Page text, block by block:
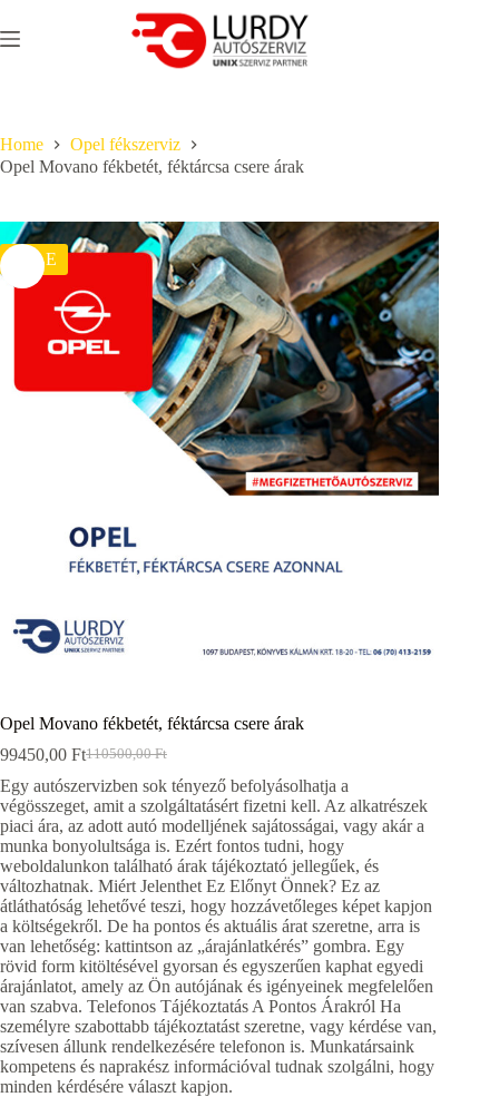
to
content
Home
Opel fékszerviz
Opel Movano fékbetét, féktárcsa csere árak
SALE
Opel Movano fékbetét, féktárcsa csere árak
110500,00Ft
Original
price
was:
110500,00 Ft.
99450,00 FtCurrent
price
is:
99450,00 Ft.
Egy autószervizben sok tényező befolyásolhatja a
végösszeget, amit a szolgáltatásért fizetni kell. Az alkatrészek
piaci ára, az adott autó modelljének sajátosságai, vagy akár a
munka bonyolultsága is. Ezért fontos tudni, hogy
weboldalunkon található árak tájékoztató jellegűek, és
változhatnak. Miért Jelenthet Ez Előnyt Önnek? Ez az
átláthatóság lehetővé teszi, hogy hozzávetőleges képet kapjon
a költségekről. De ha pontos és aktuális árat szeretne, arra is
van lehetőség: kattintson az „árajánlatkérés” gombra. Egy
rövid form kitöltésével gyorsan és egyszerűen kaphat egyedi
árajánlatot, amely az Ön autójának és igényeinek megfelelően
van szabva. Telefonos Tájékoztatás A Pontos Árakról Ha
személyre szabottabb tájékoztatást szeretne, vagy kérdése van,
szívesen állunk rendelkezésére telefonon is. Munkatársaink
kompetens és naprakész információval tudnak szolgálni, hogy
minden kérdésére választ kapjon.